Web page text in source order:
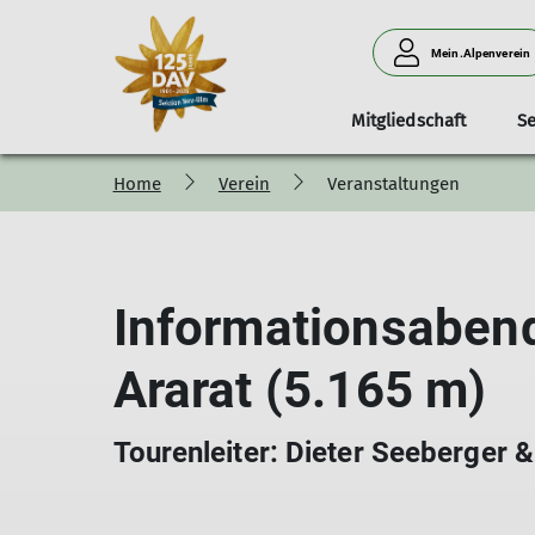
Mein.Alpenverein
Mitgliedschaft
Mitgliedsbeiträge Mitglied
Kleinbus-Vermietung
Hüttenkategorien
Kurse
Naturverträglich auf Tour Unsere
Aktiv mit
Bergsteigen
Die
Organisation Mitmachen
Home Verein Veranstaltungen
Ararat (5.165 m)
Tourenleiter: Dieter Seeberger